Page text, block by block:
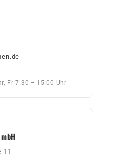
Fr 7:30 – 15:00 Uhr
11